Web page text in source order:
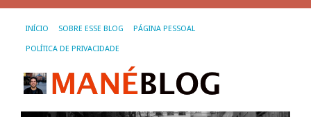
INÍCIO SOBRE ESSE BLOG PÁGINA PESSOAL
POLÍTICA DE PRIVACIDADE